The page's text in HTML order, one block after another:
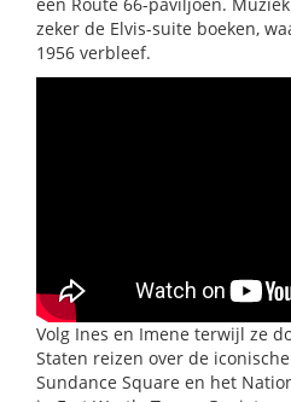
zeker de Elvis-suite boeken,
1956 verbleef.
Volg Ines en Imene terwijl ze
Staten reizen over de
Sundance Square en het